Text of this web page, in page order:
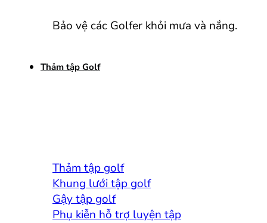
Bảo vệ các Golfer khỏi mưa và nắng.
Thảm tập Golf
Thảm tập golf
Khung lưới tập golf
Gậy tập golf
Phụ kiễn hỗ trợ luyện tập